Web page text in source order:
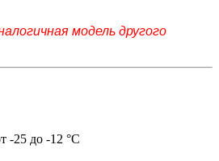
модель другого
-25 до -12 °С